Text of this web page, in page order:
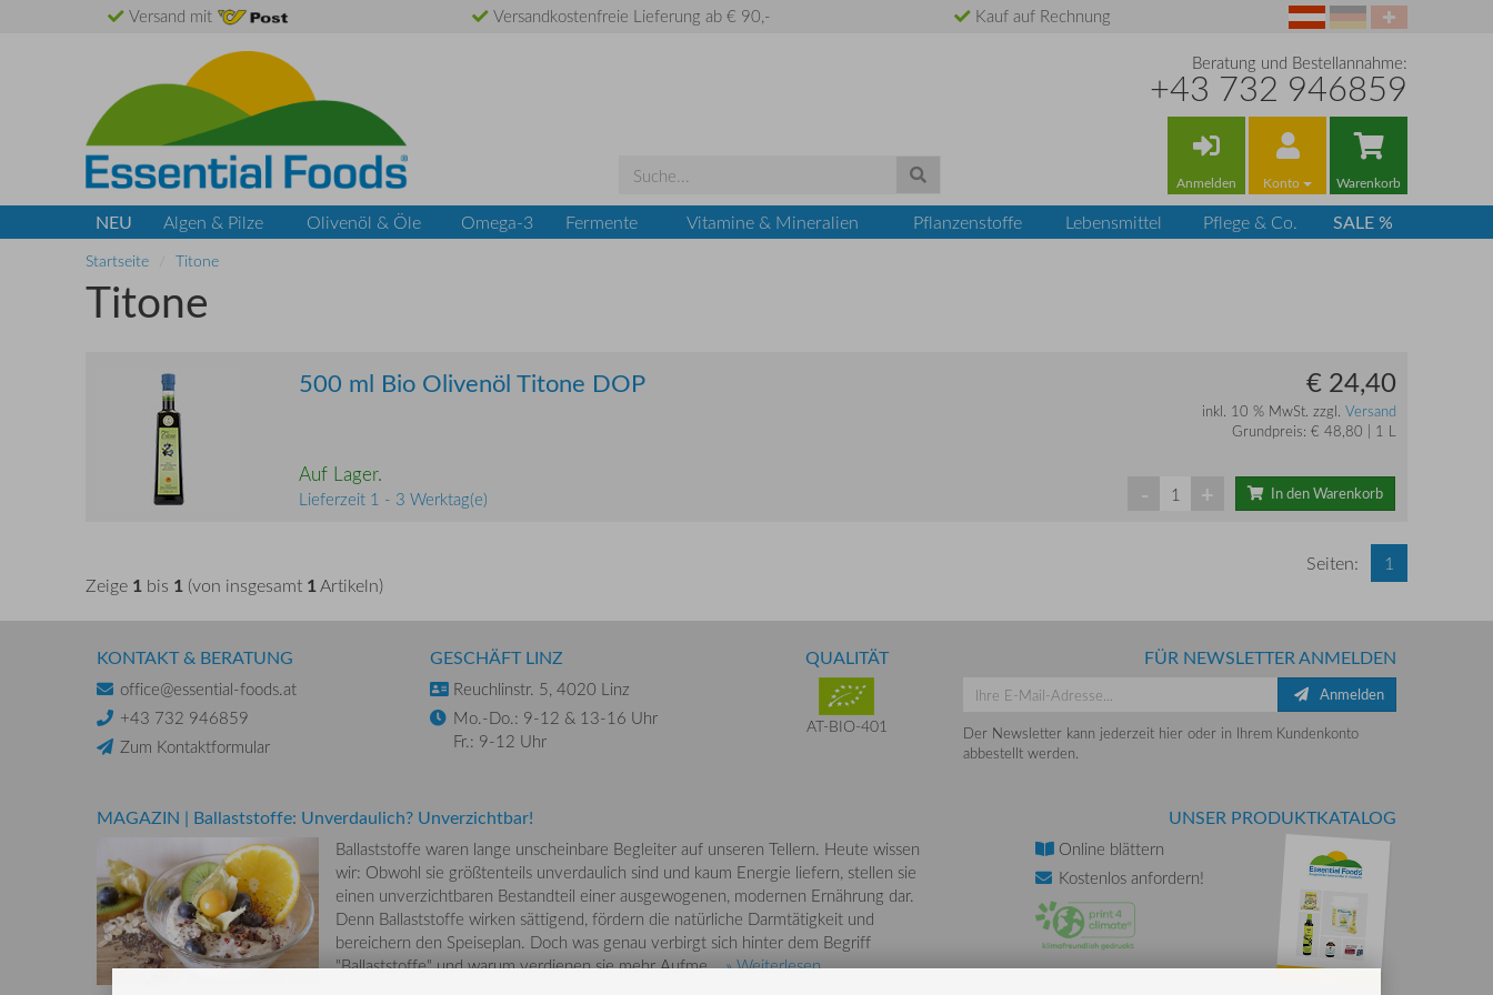
Versand mit Versandkostenfreie Lieferung ab € 90,- Kauf auf Rechnung
Beratung und Bestellannahme:
+43 732 946859
Anmelden Konto Warenkorb
NEU Algen & Pilze Olivenöl & Öle Omega-3 Fermente Vitamine & Mineralien Pflanzenstoffe Lebensmittel Pflege & Co. SALE %
Startseite Titone
Titone
500 ml Bio Olivenöl Titone DOP € 24,40
inkl. 10 % MwSt. zzgl. Versand
Grundpreis: € 48,80 | 1 L
Auf Lager.
Lieferzeit 1 - 3 Werktag(e) In den Warenkorb
- +
Zeige 1 bis 1 (von insgesamt 1Artikeln)
Seiten: 1
KONTAKT & BERATUNG
office@essential-foods.at
+43 732 946859
Zum Kontaktformular
GESCHÄFT LINZ
Reuchlinstr. 5, 4020 Linz
Mo.-Do.: 9-12 & 13-16 Uhr
Fr.: 9-12 Uhr
QUALITÄT
AT-BIO-401
FÜR NEWSLETTER ANMELDEN
Anmelden
Der Newsletter kann jederzeit hier oder in Ihrem Kundenkonto
abbestellt werden.
MAGAZIN | Ballaststoffe: Unverdaulich? Unverzichtbar!
Ballaststoffe waren lange unscheinbare Begleiter auf unseren Tellern. Heute wissen
wir: Obwohl sie größtenteils unverdaulich sind und kaum Energie liefern, stellen sie
einen unverzichtbaren Bestandteil einer ausgewogenen, modernen Ernährung dar.
Denn Ballaststoffe wirken sättigend, fördern die natürliche Darmtätigkeit und
bereichern den Speiseplan. Doch was genau verbirgt sich hinter dem Begriff
"Ballaststoffe" und warum verdienen sie mehr Aufme...» Weiterlesen
UNSER PRODUKTKATALOG
Online blättern
Kostenlos anfordern!